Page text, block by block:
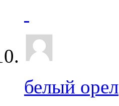
белый орел